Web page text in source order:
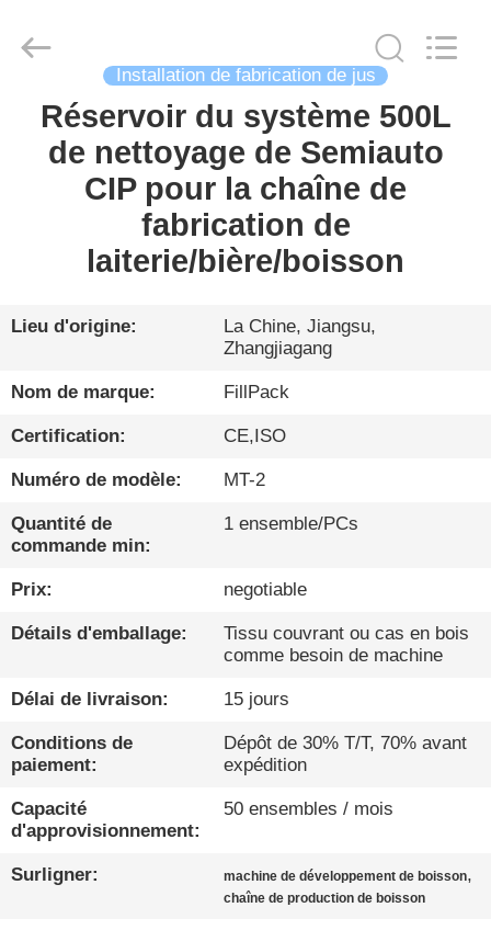
MAISON
PRODUITS
DE
VISITE
D'USINE
CONTRÔLE
NOUS
NOUVELLES
PARLEZ
MAINTENANT.
PACK
Machinery
Reserved.
Installation de fabrication de jus
Réservoir du système 500L
de nettoyage de Semiauto
CIP pour la chaîne de
fabrication de
laiterie/bière/boisson
Lieu d'origine:
La Chine, Jiangsu,
Zhangjiagang
Nom de marque: FillPack
Certification: CE,ISO
Numéro de modèle: MT-2
Quantité de
commande min:
1 ensemble/PCs
Prix: negotiable
Détails d'emballage:
Tissu couvrant ou cas en bois
comme besoin de machine
Délai de livraison: 15 jours
Conditions de
paiement:
Dépôt de 30% T/T, 70% avant
expédition
Capacité
d'approvisionnement:
50 ensembles / mois
Surligner: machine de développement de boisson,
chaîne de production de boisson